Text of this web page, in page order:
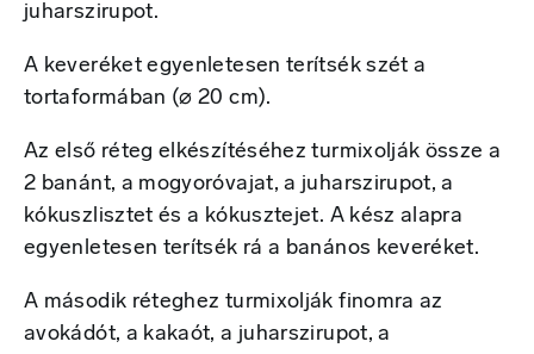
juharszirupot.
A keveréket egyenletesen terítsék szét a
tortaformában (⌀ 20 cm).
Az első réteg elkészítéséhez turmixolják össze a
2 banánt, a mogyoróvajat, a juharszirupot, a
kókuszlisztet és a kókusztejet. A kész alapra
egyenletesen terítsék rá a banános keveréket.
A második réteghez turmixolják finomra az
avokádót, a kakaót, a juharszirupot, a